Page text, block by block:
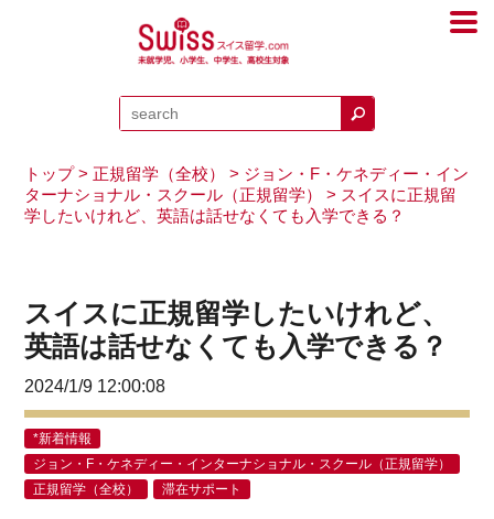
トップ> 正規留学（全校） > ジョン・F・ケネディー・イン
ターナショナル・スクール（正規留学）
> スイスに正規留
学したいけれど、英語は話せなくても入学できる？
スイスに正規留学したいけれど、
英語は話せなくても入学できる？
2024/1/9 12:00:08
*新着情報
ジョン・F・ケネディー・インターナショナル・スクール（正規留学）
正規留学（全校）
滞在サポート